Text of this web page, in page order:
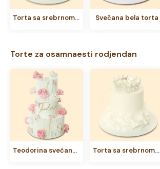
Torta sa srebrnom krunom Svečana bela torta
Torte za osamnaesti rodjendan
Teodorina svećana torta Torta sa srebrnom krunom